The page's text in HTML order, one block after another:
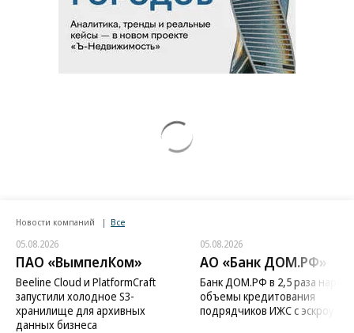
Новости компаний Все
05.08.2026
ПАО «ВымпелКом»
Beeline Cloud и PlatformCraft
запустили холодное S3-
хранилище для архивных
данных бизнеса
05.08.2026
АО «Банк ДОМ.РФ»
Банк ДОМ.РФ в 2,5 раза
объемы кредитования
подрядчиков ИЖС с эскроу